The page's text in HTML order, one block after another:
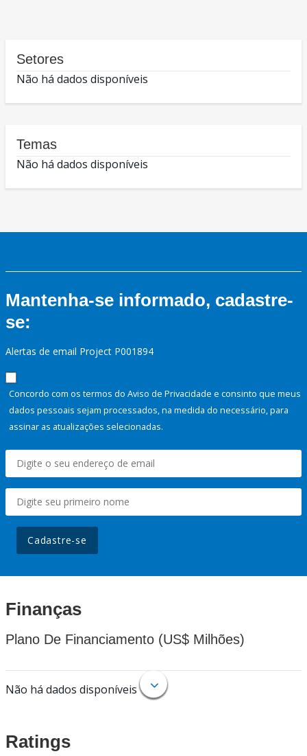
Setores
Não há dados disponíveis
Temas
Não há dados disponíveis
Mantenha-se informado, cadastre-
se:
Alertas de email Project P001894
Concordo com os termos do Aviso de Privacidade e consinto que meus
dados pessoais sejam processados, na medida do necessário, para
assinar as atualizações selecionadas.
Cadastre-se
Finanças
Plano De Financiamento (US$ Milhões)
Não há dados disponíveis
Ratings